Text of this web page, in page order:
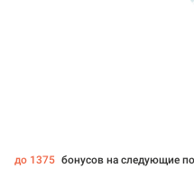
до 1375 бонусов на следующие